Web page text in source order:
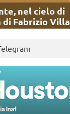
nel cielo di
di Fabrizio Villa